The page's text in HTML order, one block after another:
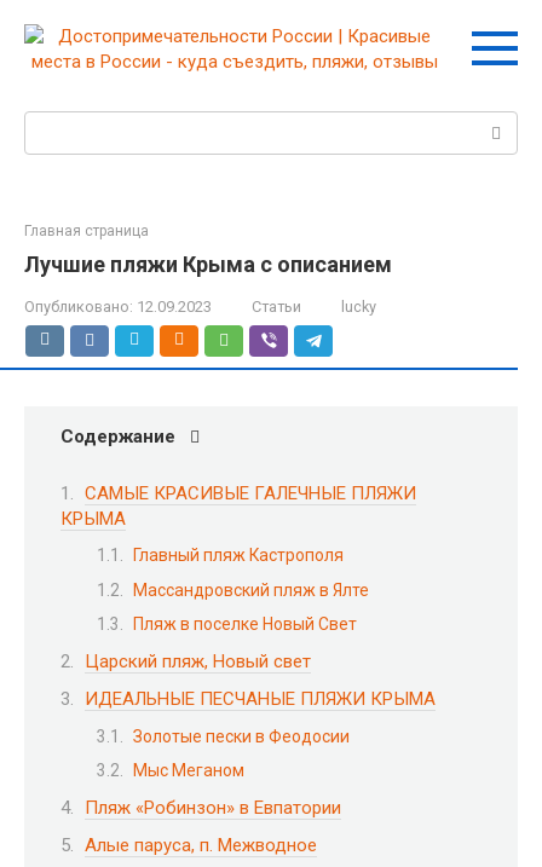
контенту
Поиск:
Главная страница
Лучшие пляжи Крыма с описанием
Опубликовано: 12.09.2023 Статьи lucky
Содержание
САМЫЕ КРАСИВЫЕ ГАЛЕЧНЫЕ ПЛЯЖИ
КРЫМА
Главный пляж Кастрополя
Массандровский пляж в Ялте
Пляж в поселке Новый Свет
Царский пляж, Новый свет
ИДЕАЛЬНЫЕ ПЕСЧАНЫЕ ПЛЯЖИ КРЫМА
Золотые пески в Феодосии
Мыс Меганом
Пляж «Робинзон» в Евпатории
Алые паруса, п. Межводное